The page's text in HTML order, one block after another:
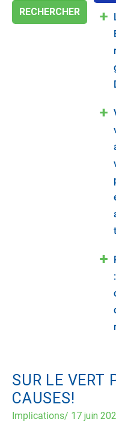
SUR LE VERT
CAUSES!
Implications/ 17 juin
RECHERCHER